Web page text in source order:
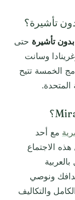
تأشيرة؟
حتى
أنتيغوا وبربودا (144)، وغرينادا وسانت
جميع البرامج الخمسة تتيح
مع أحد
الاجتماع
ونوصي
والتكاليف